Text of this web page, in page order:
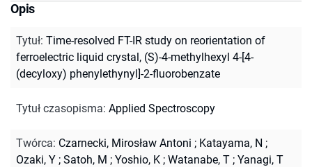
Opis
Tytuł: Time-resolved FT-IR study on reorientation of
ferroelectric liquid crystal, (S)-4-methylhexyl 4-[4-
(decyloxy) phenylethynyl]-2-fluorobenzate
Tytuł czasopisma: Applied Spectroscopy
Twórca: Czarnecki, Mirosław Antoni ; Katayama, N ;
Ozaki, Y ; Satoh, M ; Yoshio, K ; Watanabe, T ; Yanagi, T